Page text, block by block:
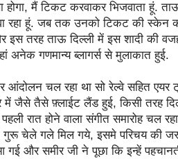
होगा, मैं टिकट करवाकर भिजवाता हूं.
रहा हूं. जब तक उनको टिकट की स्केन
इस तरह ताऊ दिल्ली में इस शादी की
अनेक गणमान्य ब्लागर्स से मुलाकात हुई.
चल रहा था सो रेल्वे सहित एयर
में जैसे तैसे फ़्लाईट लैंड हुई, किसी तरह
रात होने वाला संगीत समारोह चल
गुरू चेले गले मिल गये, इसमे परिचय की
गई और समीर जी ने पूछा कि इन्हें